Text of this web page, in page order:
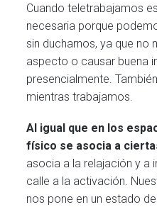
Cuando teletrabajamos
necesaria porque
sin ducharnos, ya que no
aspecto o causar buena
presencialmente.
mientras trabajamos.
Al igual que en los
físico se asocia a
asocia a la relajación y a
calle a la activación.
nos pone en un estado